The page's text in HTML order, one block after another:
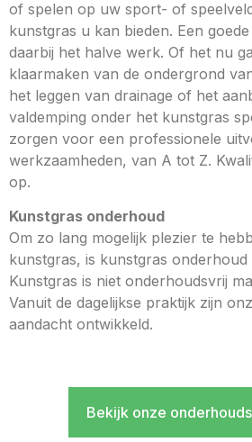
of spelen op uw sport- of
kunstgras u kan bieden. Een
daarbij het halve werk. Of het nu
klaarmaken van de ondergrond
het leggen van drainage of het
valdemping onder het kunstgras
zorgen voor een professionele
werkzaamheden, van A tot Z.
op.
Kunstgras onderhoud
Om zo lang mogelijk plezier te
kunstgras, is kunstgras
Kunstgras is niet onderhoudsvrij
Vanuit de dagelijkse praktijk zijn
aandacht ontwikkeld.
Bekijk onze